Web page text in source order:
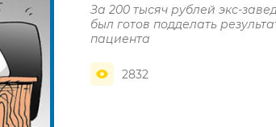
За 200 тысяч рублей экс-
был готов подделать
пациента
2832